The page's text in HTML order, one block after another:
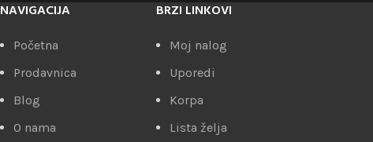
NAVIGACIJA
Početna
Prodavnica
Blog
O nama
BRZI LINKOVI
Moj nalog
Uporedi
Korpa
Lista želja